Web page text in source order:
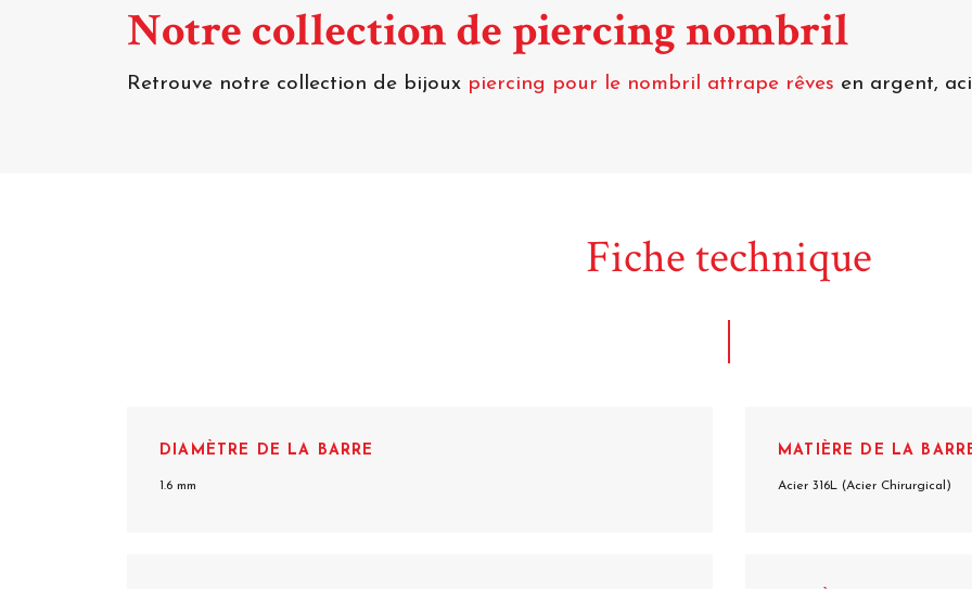
Notre collection de piercing nombril
Retrouve notre collection de bijoux piercing pour le nombril attrape rêves en argent,
Fiche technique
DIAMÈTRE DE LA BARRE
1.6 mm
MATIÈRE DE LA
Acier 316L (Acier Chirurgical)